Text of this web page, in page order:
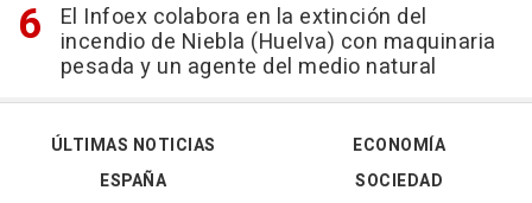
El Infoex colabora en la extinción del
incendio de Niebla (Huelva) con maquinaria
pesada y un agente del medio natural
ÚLTIMAS NOTICIAS
ESPAÑA
ECONOMÍA
SOCIEDAD